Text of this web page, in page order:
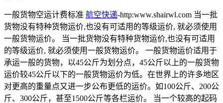
一般货物空运计费标准 航空快递-http:www.shairwl.com 当一批
货物没有特种货物运价,也没有可适用的等级运价, 就必须使用
一般货物运价。 当一批货物没有特种货物运价,也没有可适用
的等级运价, 就必须使用一般货物运价。 一般货物运价适用于
承运一般的货物，以45公斤为划分点，45公斤以上的一般货物
运价较45公斤以下的一般货物运价为低。在世界上的许多地区
对更高的重量点又进一步公布更低的运价。如100公斤、200公
斤、300公斤，甚至1500公斤等各栏运价。 当一个较高的起码